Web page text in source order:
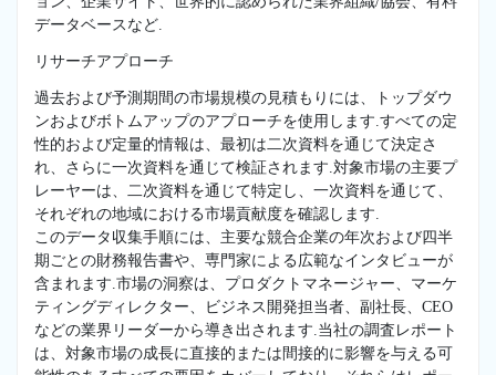
データベースなど.
リサーチアプローチ
過去および予測期間の市場規模の見積もりには、トップダウ
ンおよびボトムアップのアプローチを使用します.すべての定
性的および定量的情報は、最初は二次資料を通じて決定さ
れ、さらに一次資料を通じて検証されます.対象市場の主要プ
レーヤーは、二次資料を通じて特定し、一次資料を通じて、
それぞれの地域における市場貢献度を確認します.
このデータ収集手順には、主要な競合企業の年次および四半
期ごとの財務報告書や、専門家による広範なインタビューが
含まれます.市場の洞察は、プロダクトマネージャー、マーケ
ティングディレクター、ビジネス開発担当者、副社長、CEO
などの業界リーダーから導き出されます.当社の調査レポート
は、対象市場の成長に直接的または間接的に影響を与える可